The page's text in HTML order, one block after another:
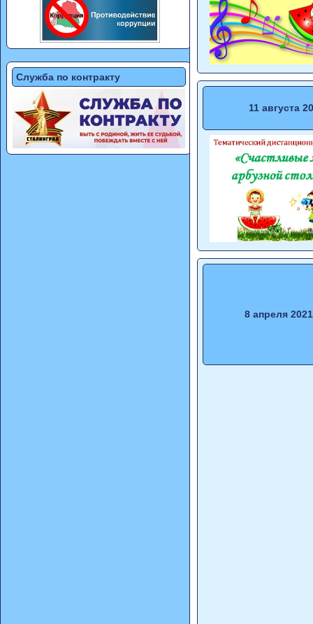
Служба по контракту
11 августа
8 апреля 2021